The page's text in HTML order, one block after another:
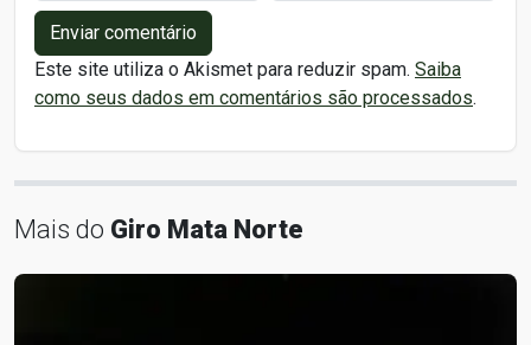
Enviar comentário
Este site utiliza o Akismet para reduzir spam. Saiba
como seus dados em comentários são processados.
Mais do Giro Mata Norte